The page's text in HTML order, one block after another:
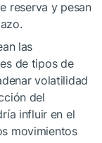
reserva y pesan
las
de tipos de
volatilidad
del
influir en el
movimientos